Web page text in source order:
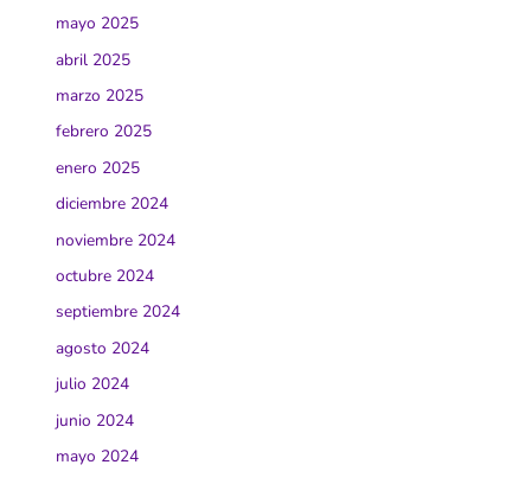
mayo 2025
abril 2025
marzo 2025
febrero 2025
enero 2025
diciembre 2024
noviembre 2024
octubre 2024
septiembre 2024
agosto 2024
julio 2024
junio 2024
mayo 2024